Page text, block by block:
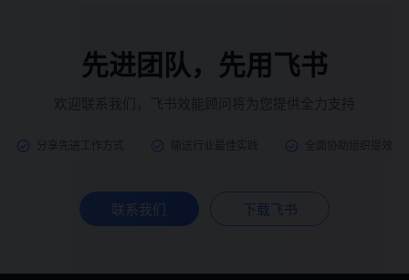
先进团队，先用飞书
联系我们 下载飞书